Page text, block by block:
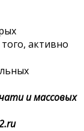
активно
и массовых